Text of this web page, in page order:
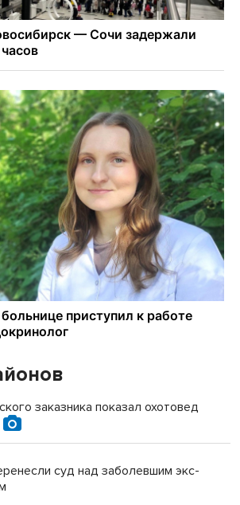
заказника показал охотовед
суд над заболевшим экс-